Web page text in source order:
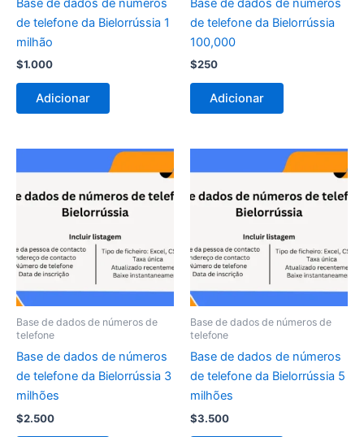
de telefone da Bielorrússia 1
milhão
$1.000
Adicionar
de telefone da Bielorrússia
100,000
$250
Adicionar
Base de dados de números de
telefone
Base de dados de números
de telefone da Bielorrússia 3
milhões
$2.500
Base de dados de números de
telefone
Base de dados de números
de telefone da Bielorrússia 5
milhões
$3.500